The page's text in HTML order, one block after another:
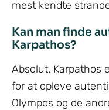
mest kendte
Kan man finde
Karpathos?
Absolut. Karpathos
for at opleve
Olympos og de